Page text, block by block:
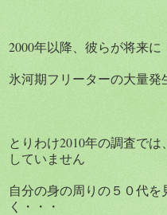
‎2000年以降、彼らが将来
氷河期フリーターの大量発
とりわけ2010年の調査で
していません
自分の身の周りの５０代
く・・・